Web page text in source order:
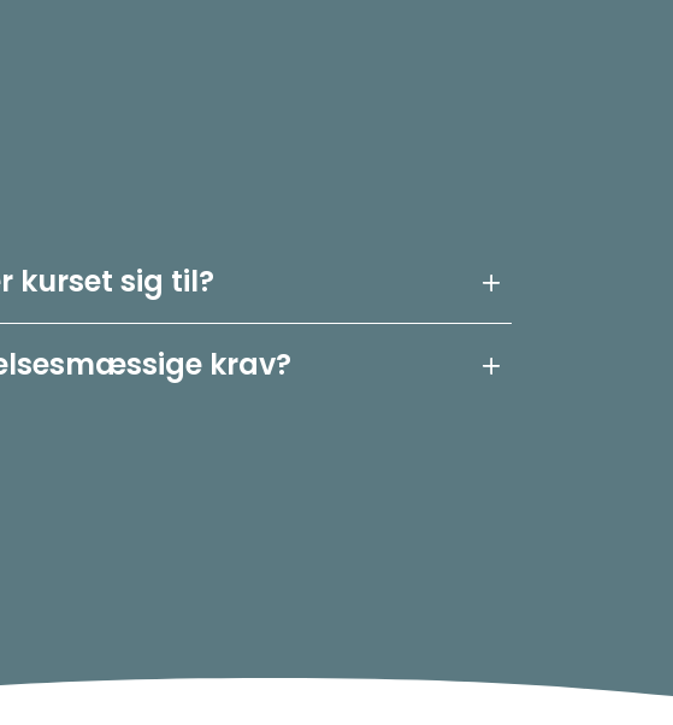
kurset sig til?
krav?